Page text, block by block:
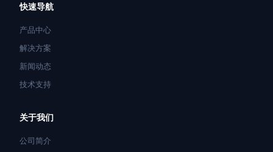
快速导航
产品中心
解决方案
新闻动态
技术支持
关于我们
公司简介